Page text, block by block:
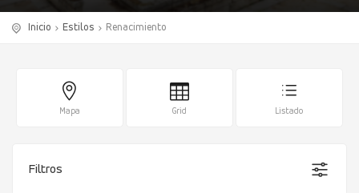
Inicio Estilos Renacimiento
Mapa Grid Listado
Filtros